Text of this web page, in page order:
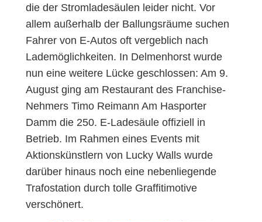
die der Stromladesäulen leider nicht. Vor
allem außerhalb der Ballungsräume suchen
Fahrer von E-Autos oft vergeblich nach
Lademöglichkeiten. In Delmenhorst wurde
nun eine weitere Lücke geschlossen: Am 9.
August ging am Restaurant des Franchise-
Nehmers Timo Reimann Am Hasporter
Damm die 250. E-Ladesäule offiziell in
Betrieb. Im Rahmen eines Events mit
Aktionskünstlern von Lucky Walls wurde
darüber hinaus noch eine nebenliegende
Trafostation durch tolle Graffitimotive
verschönert.